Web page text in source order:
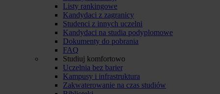
Listy rankingowe
Kandydaci z zagranicy
Studenci z innych uczelni
Kandydaci na studia podyplomowe
Dokumenty do pobrania
FAQ
Studiuj komfortowo
Uczelnia bez barier
Kampusy i infrastruktura
Zakwaterowanie na czas studiów